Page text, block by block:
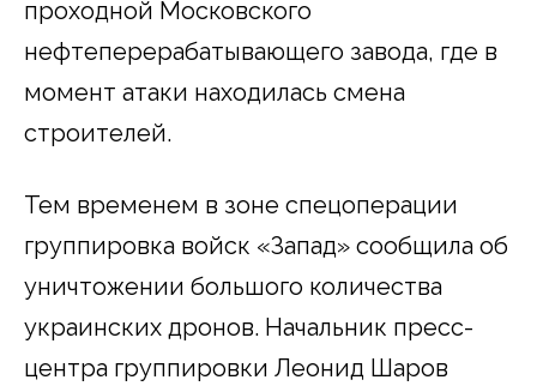
проходной Московского
нефтеперерабатывающего завода, где в
момент атаки находилась смена
строителей.
Тем временем в зоне спецоперации
группировка войск «Запад» сообщила об
уничтожении большого количества
украинских дронов. Начальник пресс-
центра группировки Леонид Шаров